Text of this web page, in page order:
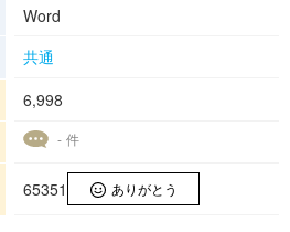
Word
共通
6,998
- 件
65351 ありがとう